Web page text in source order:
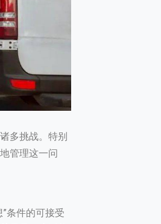
多挑战。特别
管理这一问
条件的可接受